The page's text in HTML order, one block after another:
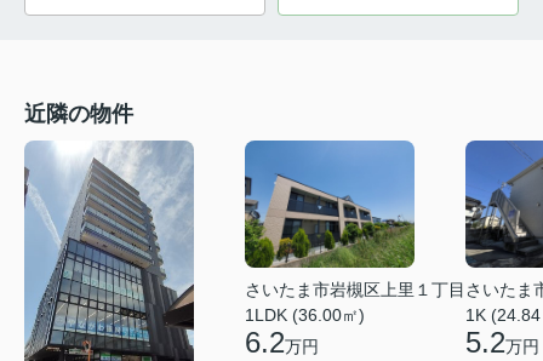
近隣の物件
さいたま市岩槻区上里１丁目
1LDK (36.00㎡)
6.2万円
さいたま
1K
5.2万円